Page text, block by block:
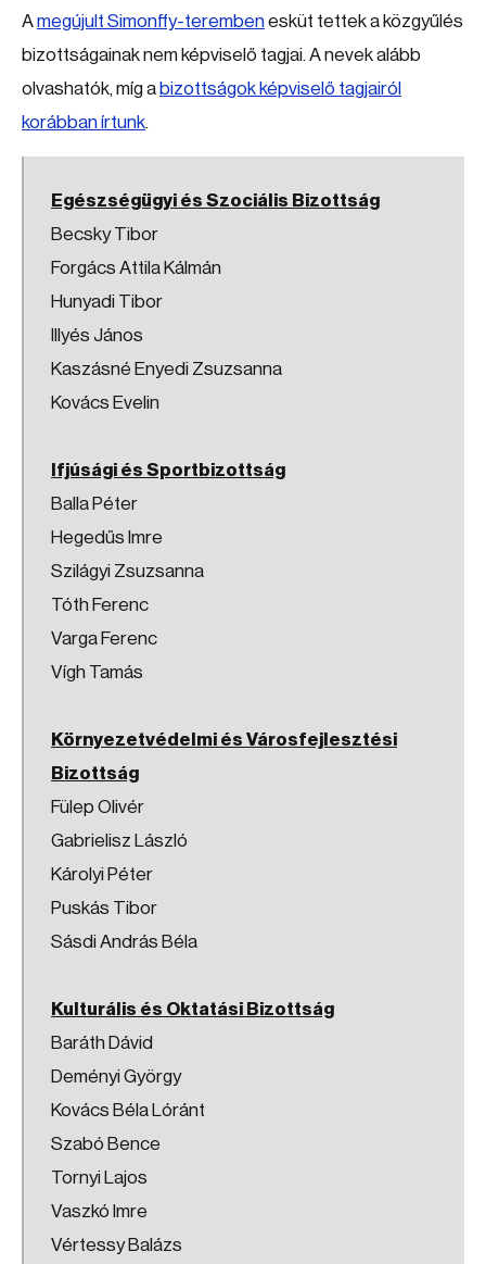
Amegújult Simonffy-terembenesküt tettek a közgyűlés
bizottságainak nem képviselő tagjai. A nevek alább
olvashatók, míg a bizottságok képviselő tagjairól
korábban írtunk.
Egészségügyi és Szociális Bizottság
Becsky Tibor
Forgács Attila Kálmán
Hunyadi Tibor
Illyés János
Kaszásné Enyedi Zsuzsanna
Kovács Evelin
Ifjúsági és Sportbizottság
Balla Péter
Hegedűs Imre
Szilágyi Zsuzsanna
Tóth Ferenc
Varga Ferenc
Vígh Tamás
Környezetvédelmi és Városfejlesztési
Bizottság
Fülep Olivér
Gabrielisz László
Károlyi Péter
Puskás Tibor
Sásdi András Béla
Kulturális és Oktatási Bizottság
Baráth Dávid
Deményi György
Kovács Béla Lóránt
Szabó Bence
Tornyi Lajos
Vaszkó Imre
Vértessy Balázs